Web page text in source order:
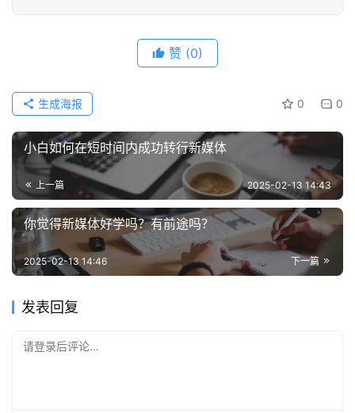
赞 (0)
0 0
生成海报
小白如何在短时间内成功转行新媒体
上一篇 2025-02-13 14:43
你觉得新媒体好学吗？有前途吗？
下一篇
2025-02-13 14:46
发表回复
请登录后评论...